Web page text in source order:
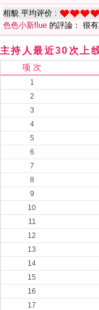
相貌 平均评价 :
色色小新flue 的評論： 很
主持人最近30次上
项 次
1
2
3
4
5
6
7
8
9
10
11
12
13
14
15
16
17